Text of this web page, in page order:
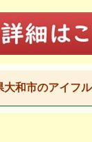
大和市のアイフ